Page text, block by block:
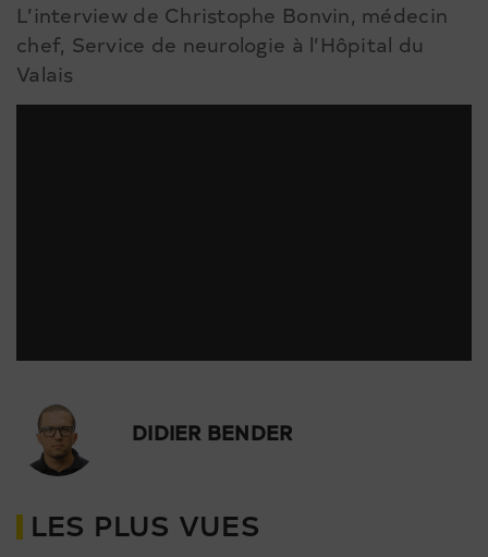
L’interview de Christophe Bonvin, médecin
chef, Service de neurologie à l’Hôpital du
Valais
DIDIER BENDER
LES PLUS VUES